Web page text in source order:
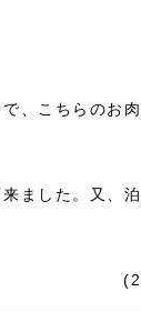
、こちらのお
ました。又、